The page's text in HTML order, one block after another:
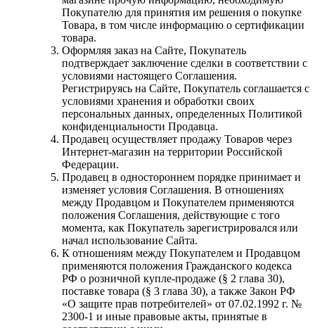
Покупателю для принятия им решения о покупке
Товара, в том числе информацию о сертификации
товара.
Оформляя заказ на Сайте, Покупатель
подтверждает заключение сделки в соответствии с
условиями настоящего Соглашения.
Регистрируясь на Сайте, Покупатель соглашается с
условиями хранения и обработки своих
персональных данных, определенных Политикой
конфиденциальности Продавца.
Продавец осуществляет продажу Товаров через
Интернет-магазин на территории Российской
Федерации.
Продавец в одностороннем порядке принимает и
изменяет условия Соглашения. В отношениях
между Продавцом и Покупателем применяются
положения Соглашения, действующие с того
момента, как Покупатель зарегистрировался или
начал использование Сайта.
К отношениям между Покупателем и Продавцом
применяются положения Гражданского кодекса
РФ о розничной купле-продаже (§ 2 глава 30),
поставке товара (§ 3 глава 30), а также Закон РФ
«О защите прав потребителей» от 07.02.1992 г. №
2300-1 и иные правовые акты, принятые в